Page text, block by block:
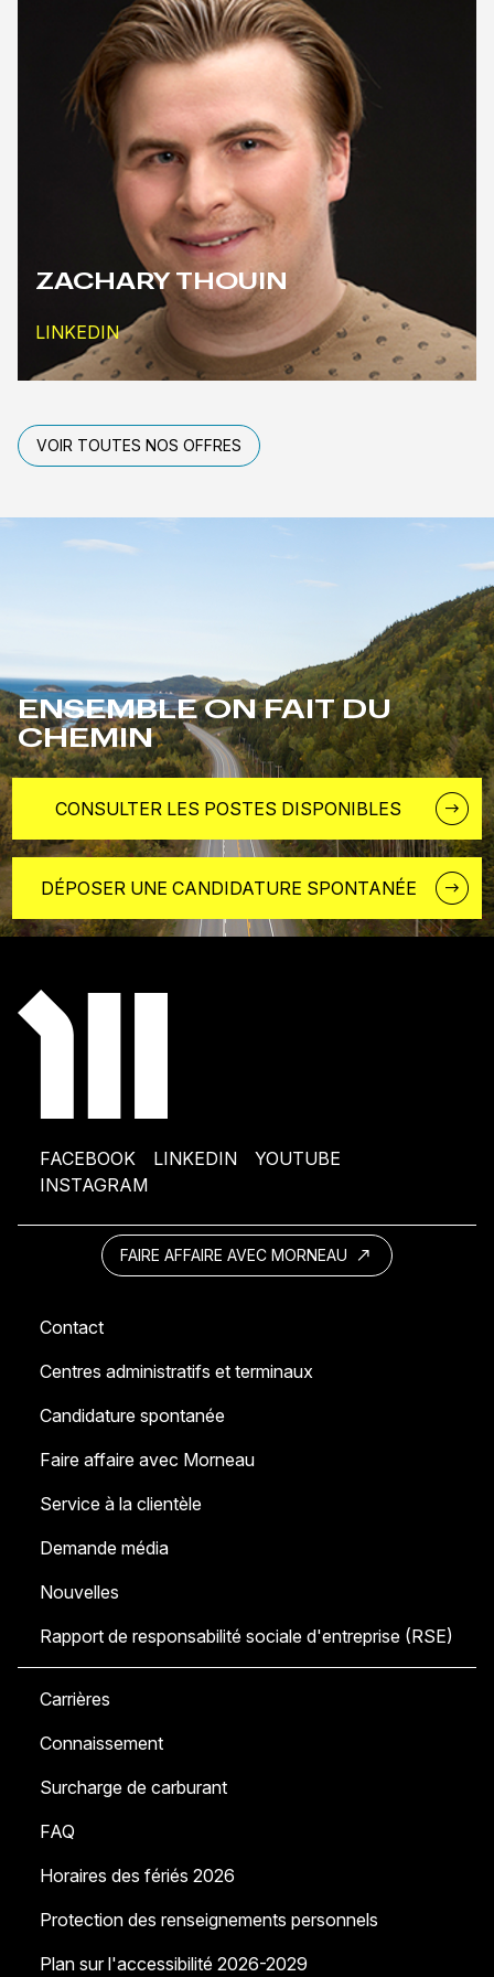
ZACHARY THOUIN
LIEN EXTERNE AU SITE. S'OUVRE DANS UNE
LINKEDIN
VOIR TOUTES NOS OFFRES
ENSEMBLE ON FAIT DU
CHEMIN
CONSULTER LES POSTES DISPONIBLES
DÉPOSER UNE CANDIDATURE SPONTANÉE
FACEBOOK LINKEDIN
YOUTUBE
INSTAGRAM
FAIRE AFFAIRE AVEC MORNEAU
Contact
Centres administratifs et terminaux
Candidature spontanée
Faire affaire avec Morneau
Service à la clientèle
Demande média
Nouvelles
Rapport de responsabilité sociale d'entreprise (RSE)
Carrières
Connaissement
Surcharge de carburant
FAQ
Horaires des fériés 2026
Protection des renseignements personnels
Plan sur l'accessibilité 2026-2029